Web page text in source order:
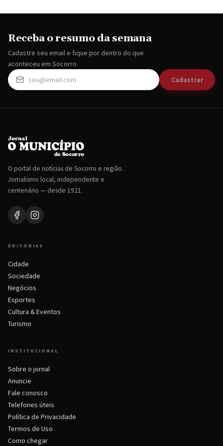
Receba o resumo da semana
Cadastre seu email e fique por dentro do que
aconteceu em Socorro.
Cadastrar
O portal de notícias de Socorro e região.
Jornalismo local, independente e
centenário — desde 1921.
EDITORIAS
Cidade
Sociedade
Negócios
Esportes
Cultura & Eventos
Turismo
INSTITUCIONAL
Sobre o jornal
Anuncie
Fale conosco
Telefones úteis
Política de Privacidade
Termos de Uso
Como chegar